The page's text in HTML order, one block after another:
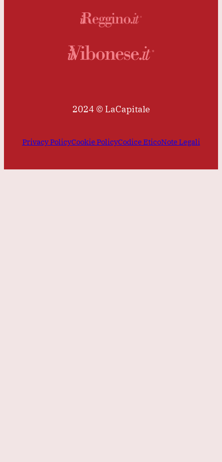
2024 © LaCapitale
Privacy PolicyCookie PolicyCodice EticoNote Legali